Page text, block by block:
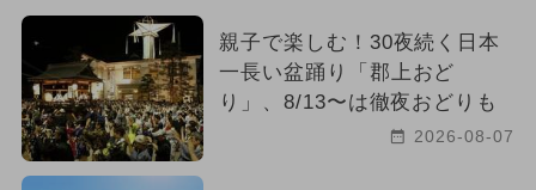
親子で楽しむ！30夜続く日本
一長い盆踊り「郡上おど
り」、8/13〜は徹夜おどりも
2026-08-07